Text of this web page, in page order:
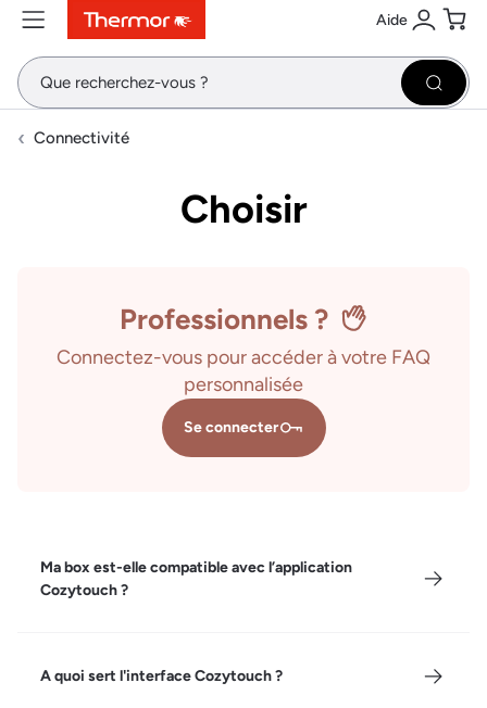
ContenuMenuRecherche Aide
Se
Connectivité
Choisir
Professionnels ?
Connectez-vous pour accéder à votre FAQ
personnalisée
Se connecter
Ma box est-elle compatible avec l’application
Cozytouch ?
A quoi sert l'interface Cozytouch ?